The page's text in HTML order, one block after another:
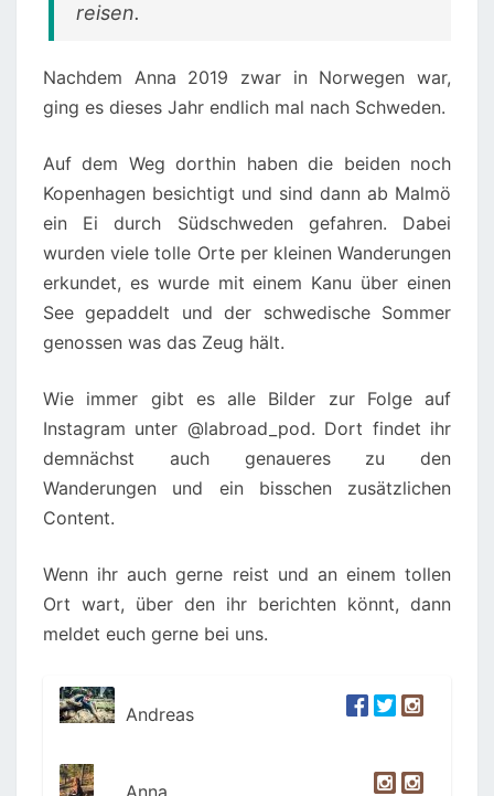
reisen.
Nachdem Anna 2019 zwar in Norwegen war,
ging es dieses Jahr endlich mal nach Schweden.
Auf dem Weg dorthin haben die beiden noch
Kopenhagen besichtigt und sind dann ab Malmö
ein Ei durch Südschweden gefahren. Dabei
wurden viele tolle Orte per kleinen Wanderungen
erkundet, es wurde mit einem Kanu über einen
See gepaddelt und der schwedische Sommer
genossen was das Zeug hält.
Wie immer gibt es alle Bilder zur Folge auf
Instagram unter @labroad_pod. Dort findet ihr
demnächst auch genaueres zu den
Wanderungen und ein bisschen zusätzlichen
Content.
Wenn ihr auch gerne reist und an einem tollen
Ort wart, über den ihr berichten könnt, dann
meldet euch gerne bei uns.
Andreas
Anna